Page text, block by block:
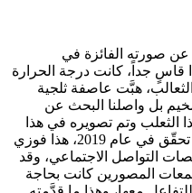
صورته الفائزة في
قاسٍ جداً، كانت درجة الحرارة
هبَّت عاصفة ثلجية
بل واصلنا البحث عن
الثعلب وتم تصويره في هذا
في عام 2019،
هذا فوزي
التواصل الاجتماعي، وقد
المصورين كانت بحاجة